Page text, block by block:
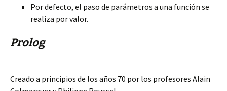
Por defecto, el paso de parámetros a una función se
realiza por valor.
Prolog
Creado a principios de los años 70 por los profesores Alain